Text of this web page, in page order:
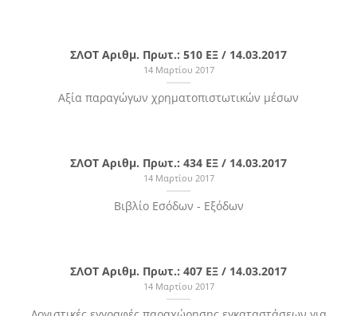
ΣΛΟΤ Αριθμ. Πρωτ.: 510 ΕΞ / 14.03.2017
14 Μαρτίου 2017
Αξία παραγώγων χρηματοπιστωτικών μέσων
ΣΛΟΤ Αριθμ. Πρωτ.: 434 ΕΞ / 14.03.2017
14 Μαρτίου 2017
Βιβλίο Εσόδων - Εξόδων
ΣΛΟΤ Αριθμ. Πρωτ.: 407 ΕΞ / 14.03.2017
14 Μαρτίου 2017